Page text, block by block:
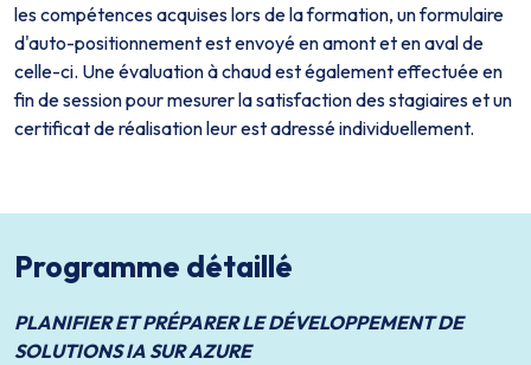
les compétences acquises lors de la formation, un formulaire
d'auto-positionnement est envoyé en amont et en aval de
celle-ci. Une évaluation à chaud est également effectuée en
fin de session pour mesurer la satisfaction des stagiaires et un
certificat de réalisation leur est adressé individuellement.
Programme détaillé
PLANIFIER ET PRÉPARER LE DÉVELOPPEMENT DE
SOLUTIONS IA SUR AZURE